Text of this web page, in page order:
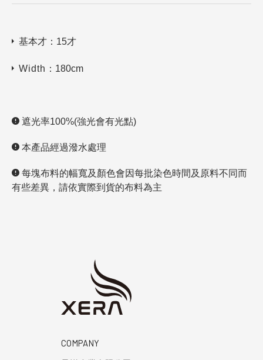
基本才：15才
Width ：180cm
遮光率100%(強光會有光點)
本產品經過潑水處理
每塊布料的幅寬及顏色會因每批染色時間及原料不同而
有些差異，請依實際到貨的布料為主
COMPANY